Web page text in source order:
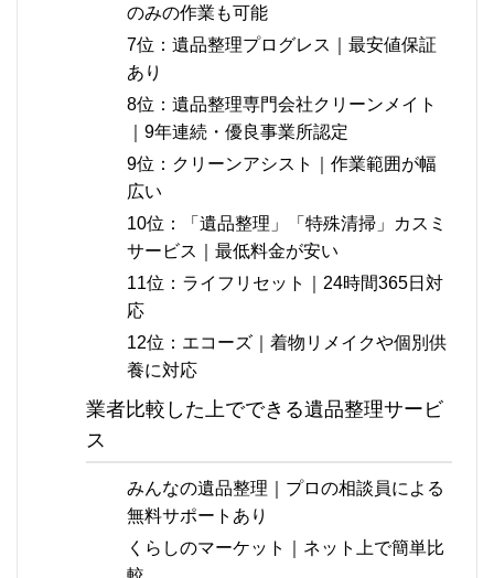
のみの作業も可能
7位：遺品整理プログレス｜最安値保証
あり
8位：遺品整理専門会社クリーンメイト
｜9年連続・優良事業所認定
9位：クリーンアシスト｜作業範囲が幅
広い
10位：「遺品整理」「特殊清掃」カスミ
サービス｜最低料金が安い
11位：ライフリセット｜24時間365日対
応
12位：エコーズ｜着物リメイクや個別供
養に対応
業者比較した上でできる遺品整理サービ
ス
みんなの遺品整理｜プロの相談員による
無料サポートあり
くらしのマーケット｜ネット上で簡単比